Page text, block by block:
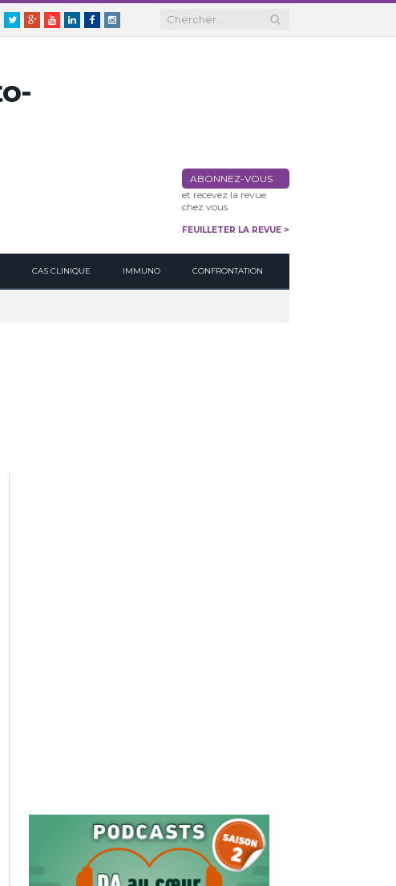
TwitterGoogle+YoutubeLinkedinFacebookInstagram
ABONNEZ-VOUS
et recevez la revue
chez vous
FEUILLETER LA REVUE >
CAS CLINIQUE IMMUNO CONFRONTATION